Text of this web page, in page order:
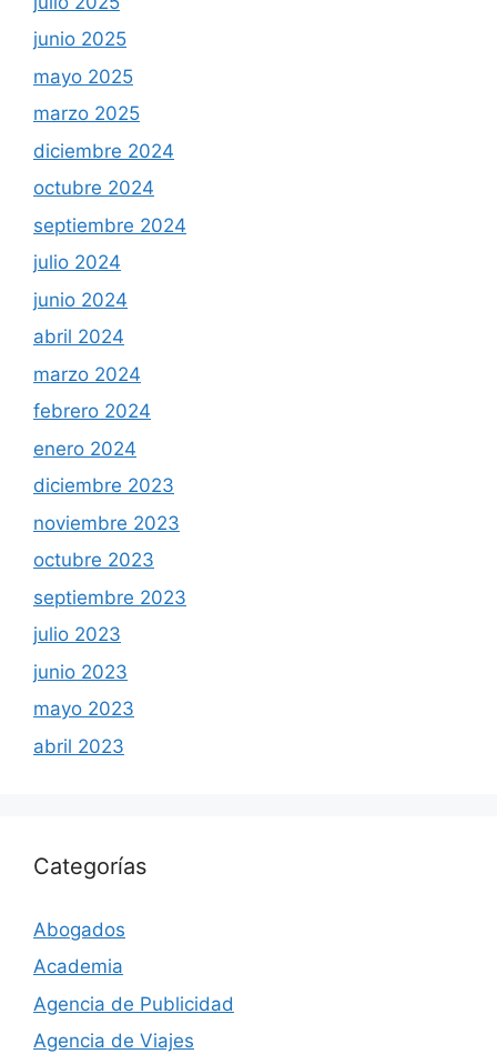
junio 2025
mayo 2025
marzo 2025
diciembre 2024
octubre 2024
septiembre 2024
julio 2024
junio 2024
abril 2024
marzo 2024
febrero 2024
enero 2024
diciembre 2023
noviembre 2023
octubre 2023
septiembre 2023
julio 2023
junio 2023
mayo 2023
abril 2023
Categorías
Abogados
Academia
Agencia de Publicidad
Agencia de Viajes